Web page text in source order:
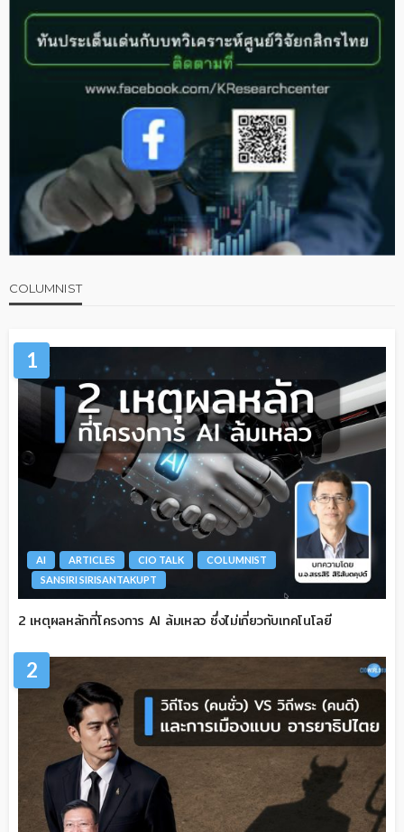
COLUMNIST
1
AI ARTICLES CIO TALK
COLUMNIST
SANSIRI SIRISANTAKUPT
2 เหตุผลหลักที่โครงการ AI ล้มเหลว ซึ่งไม่เกี่ยวกับเทคโนโลยี
2